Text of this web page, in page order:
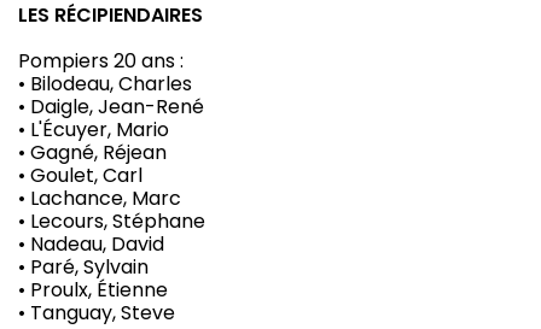
LES RÉCIPIENDAIRES
Pompiers 20 ans :
• Bilodeau, Charles
• Daigle, Jean-René
• L'Écuyer, Mario
• Gagné, Réjean
• Goulet, Carl
• Lachance, Marc
• Lecours, Stéphane
• Nadeau, David
• Paré, Sylvain
• Proulx, Étienne
• Tanguay, Steve